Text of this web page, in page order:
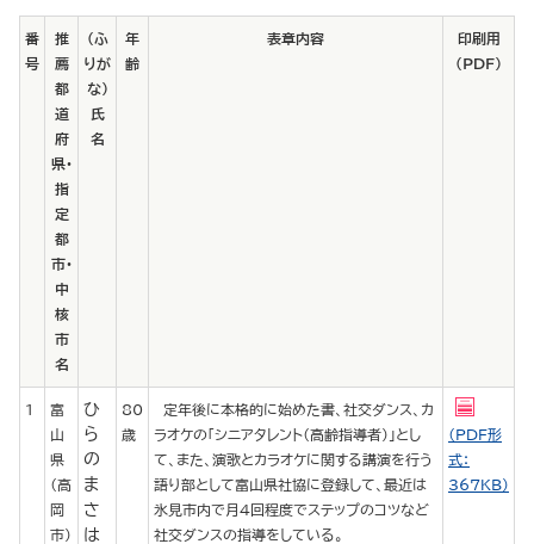
番
号
推
薦
都
道
府
県・
指
定
都
市・
中
核
市
名
（ふ
りが
な）
氏
名
年
齢
表章内容
印刷用
（PDF）
1
富
山
県
（高
岡
市）
ひ
ら
の
ま
さ
は
80
歳
定年後に本格的に始めた書、社交ダンス、カ
ラオケの「シニアタレント（高齢指導者）」とし
て、また、演歌とカラオケに関する講演を行う
語り部として富山県社協に登録して、最近は
氷見市内で月4回程度でステップのコツなど
社交ダンスの指導をしている。
（PDF形
式：
367KB）